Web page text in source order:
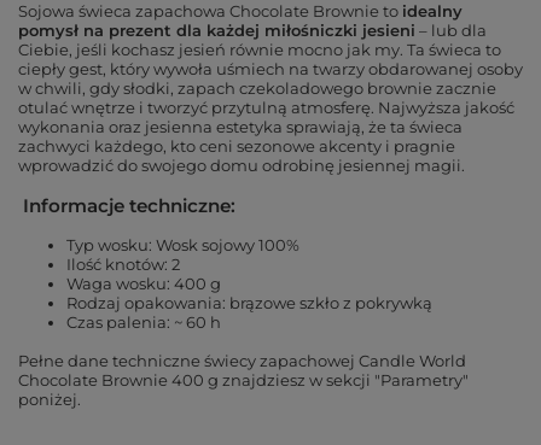
Sojowa świeca zapachowa Chocolate Brownie to idealny
pomysł na prezent dla każdej miłośniczki jesieni – lub dla
Ciebie, jeśli kochasz jesień równie mocno jak my. Ta świeca to
ciepły gest, który wywoła uśmiech na twarzy obdarowanej osoby
w chwili, gdy słodki, zapach czekoladowego brownie zacznie
otulać wnętrze i tworzyć przytulną atmosferę. Najwyższa jakość
wykonania oraz jesienna estetyka sprawiają, że ta świeca
zachwyci każdego, kto ceni sezonowe akcenty i pragnie
wprowadzić do swojego domu odrobinę jesiennej magii.
Informacje techniczne:
Typ wosku: Wosk sojowy 100%
Ilość knotów: 2
Waga wosku: 400 g
Rodzaj opakowania: brązowe szkło z pokrywką
Czas palenia: ~ 60 h
Pełne dane techniczne świecy zapachowej Candle World
Chocolate Brownie 400 g znajdziesz w sekcji "Parametry"
poniżej.